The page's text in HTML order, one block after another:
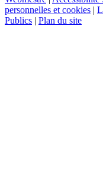
personnelles et cookies |
Publics | Plan du site